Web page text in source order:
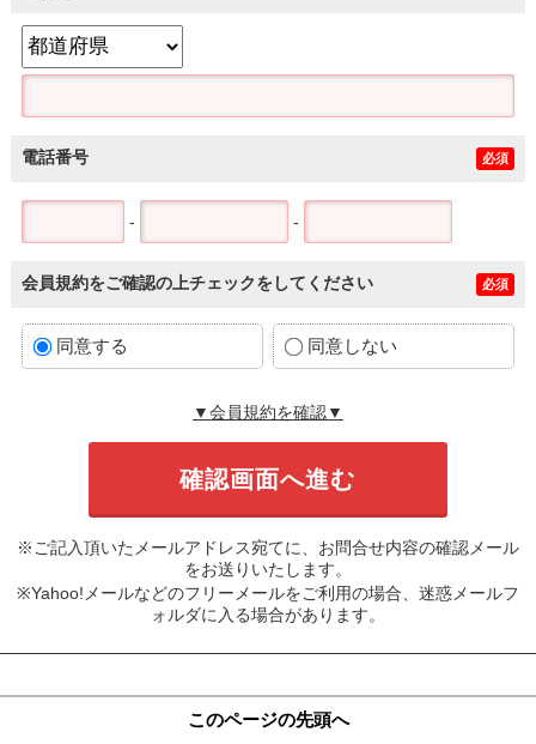
電話番号 必須
- -
会員規約をご確認の上チェックをしてください 必須
同意する 同意しない
▼会員規約を確認▼
※ご記入頂いたメールアドレス宛てに、お問合せ内容の確認メール
をお送りいたします。
※Yahoo!メールなどのフリーメールをご利用の場合、迷惑メールフ
ォルダに入る場合があります。
このページの先頭へ